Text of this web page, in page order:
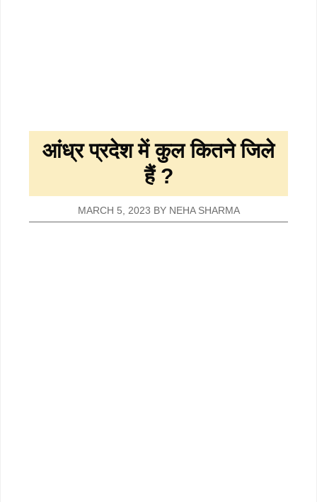
आंध्र प्रदेश में कुल कितने जिले
हैं ?
MARCH 5, 2023 BY NEHA SHARMA